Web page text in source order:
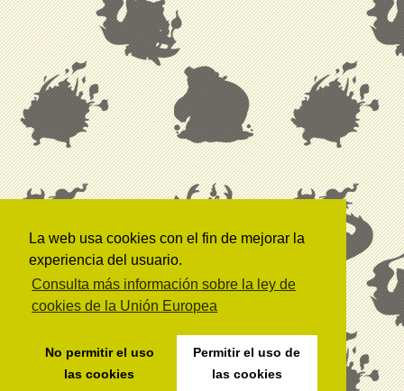
La web usa cookies con el fin de mejorar la
experiencia del usuario.
Consulta más información sobre la ley de
cookies de la Unión Europea
No permitir el uso
las cookies
Permitir el uso de
las cookies